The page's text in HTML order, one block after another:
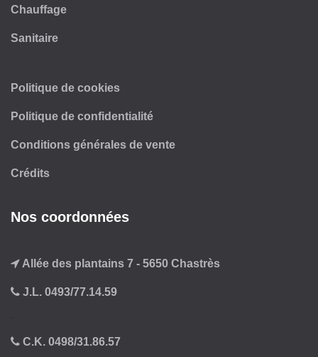
Chauffage
Sanitaire
Politique de cookies
Politique de confidentialité
Conditions générales de vente
Crédits
Nos coordonnées
Allée des plantains 7 - 5650 Chastrès
J.L. 0493/77.14.59
C.K. 0498/31.86.57